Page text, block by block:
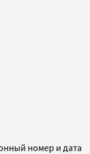
номер и дата